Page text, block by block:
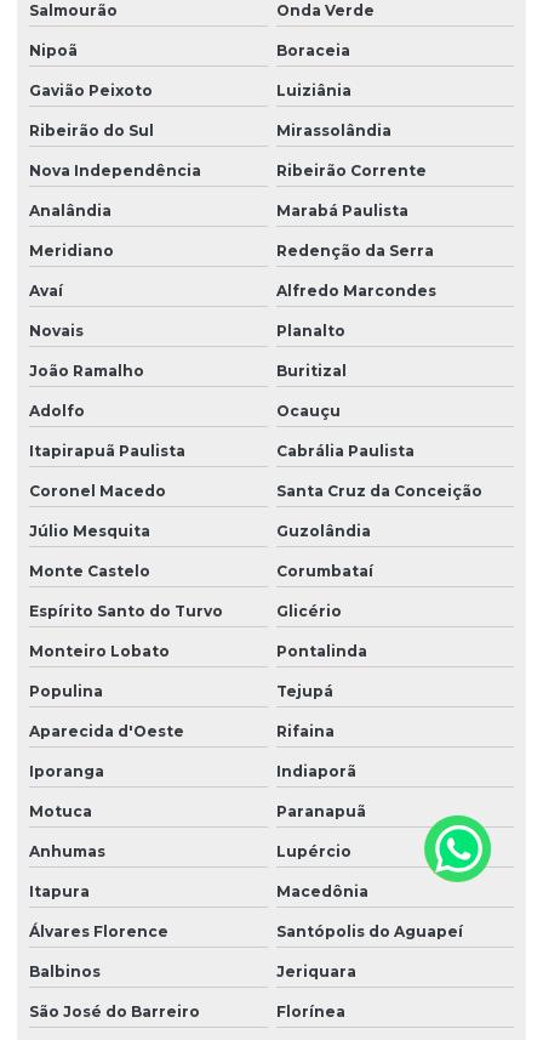
Salmourão Onda Verde
Nipoã Boraceia
Gavião Peixoto Luiziânia
Ribeirão do Sul Mirassolândia
Nova Independência Ribeirão Corrente
Analândia Marabá Paulista
Meridiano Redenção da Serra
Avaí Alfredo Marcondes
Novais Planalto
João Ramalho Buritizal
Adolfo Ocauçu
Itapirapuã Paulista Cabrália Paulista
Coronel Macedo Santa Cruz da Conceição
Júlio Mesquita Guzolândia
Monte Castelo Corumbataí
Espírito Santo do Turvo Glicério
Monteiro Lobato Pontalinda
Populina Tejupá
Aparecida d'Oeste Rifaina
Iporanga Indiaporã
Motuca Paranapuã
Anhumas Lupércio
Itapura Macedônia
Álvares Florence Santópolis do Aguapeí
Balbinos Jeriquara
São José do Barreiro Florínea